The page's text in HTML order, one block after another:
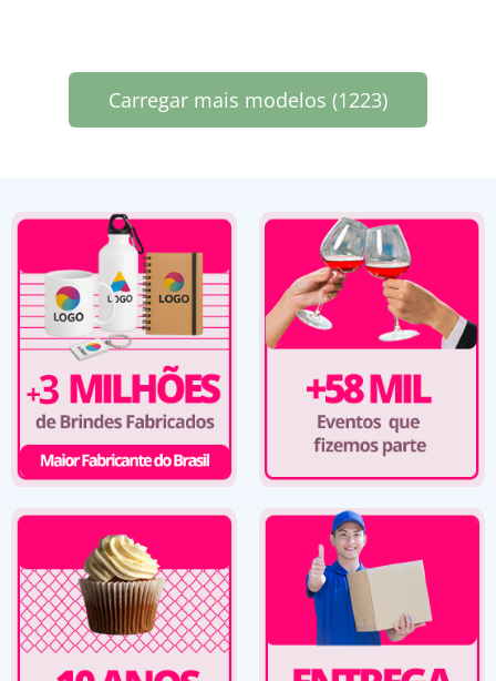
Carregar mais modelos (1223)